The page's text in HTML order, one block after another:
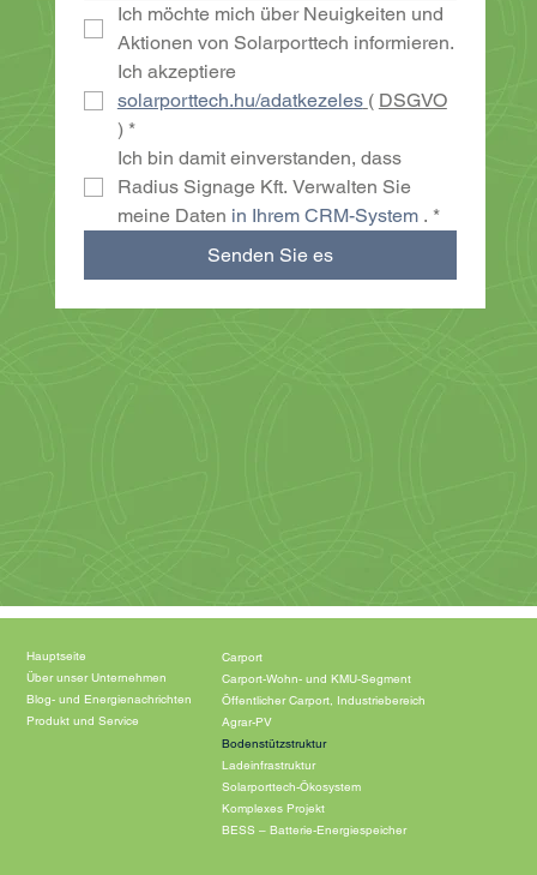
Ich möchte mich über Neuigkeiten und
Aktionen von Solarporttech informieren.
Ich akzeptiere
solarporttech.hu/adatkezeles ( DSGVO
) *
Ich bin damit einverstanden, dass
Radius Signage Kft. Verwalten Sie
meine Daten in Ihrem CRM-System . *
Senden Sie es
Hauptseite
Über unser Unternehmen
Blog- und Energienachrichten
Produkt und Service
Carport
Carport-Wohn- und KMU-Segment
Öffentlicher Carport, Industriebereich
Agrar-PV
Bodenstützstruktur
Ladeinfrastruktur
Solarporttech-Ökosystem
Komplexes Projekt
BESS – Batterie-Energiespeicher